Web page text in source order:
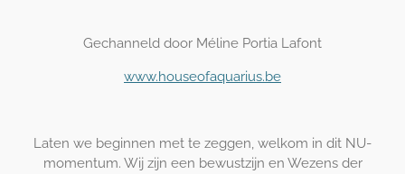
Gechanneld door Méline Portia Lafont
www.houseofaquarius.be
Laten we beginnen met te zeggen, welkom in dit NU-
momentum. Wij zijn een bewustzijn en Wezens der